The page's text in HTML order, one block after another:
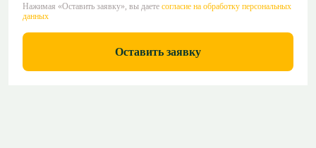
Нажимая «Оставить заявку», вы даете согласие на обработку персональных
данных
Оставить заявку